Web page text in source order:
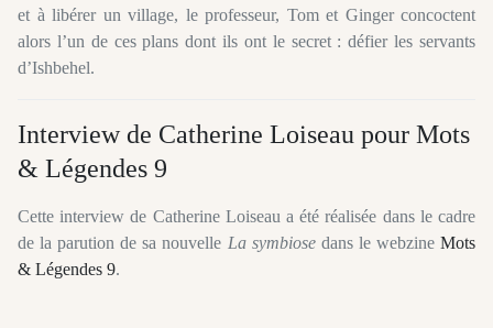
et à libérer un village, le professeur, Tom et Ginger concoctent
alors l’un de ces plans dont ils ont le secret : défier les servants
d’Ishbehel.
Interview de Catherine Loiseau pour Mots
& Légendes 9
Cette interview de Catherine Loiseau a été réalisée dans le cadre
de la parution de sa nouvelle La symbiosedans le webzineMots
& Légendes 9.